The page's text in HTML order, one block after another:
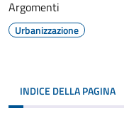
Argomenti
Urbanizzazione
INDICE DELLA PAGINA